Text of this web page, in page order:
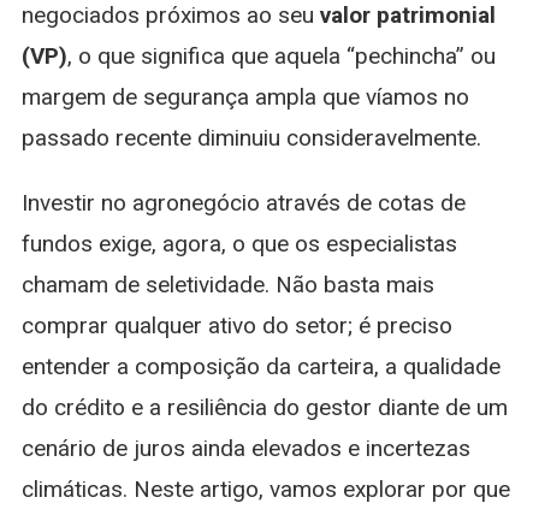
negociados próximos ao seu valor patrimonial
(VP), o que significa que aquela “pechincha” ou
margem de segurança ampla que víamos no
passado recente diminuiu consideravelmente.
Investir no agronegócio através de cotas de
fundos exige, agora, o que os especialistas
chamam de seletividade. Não basta mais
comprar qualquer ativo do setor; é preciso
entender a composição da carteira, a qualidade
do crédito e a resiliência do gestor diante de um
cenário de juros ainda elevados e incertezas
climáticas. Neste artigo, vamos explorar por que